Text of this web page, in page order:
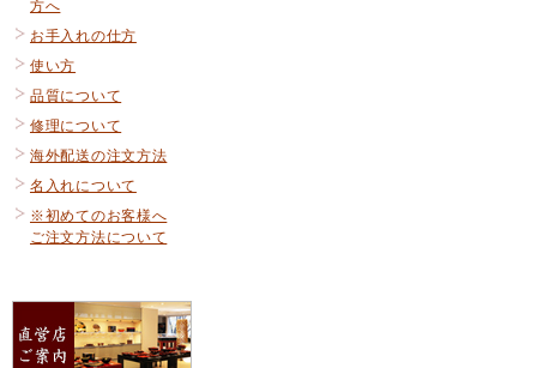
方へ
お手入れの仕方
使い方
品質について
修理について
海外配送の注文方法
名入れについて
※初めてのお客様へ
ご注文方法について